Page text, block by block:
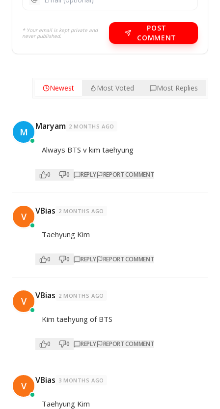
* Your email is kept private and
never published.
POST
COMMENT
Newest Most Voted Most Replies
M Maryam 2 MONTHS AGO
Always BTS v kim taehyung
0 0 REPLY REPORT COMMENT
V VBias 2 MONTHS AGO
Taehyung Kim
0 0 REPLY REPORT COMMENT
V VBias 2 MONTHS AGO
Kim taehyung of BTS
0 0 REPLY REPORT COMMENT
V VBias 3 MONTHS AGO
Taehyung Kim